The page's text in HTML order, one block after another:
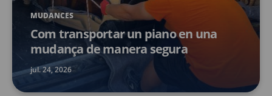
MUDANCES
Com transportar un piano en una
mudança de manera segura
jul. 24, 2026